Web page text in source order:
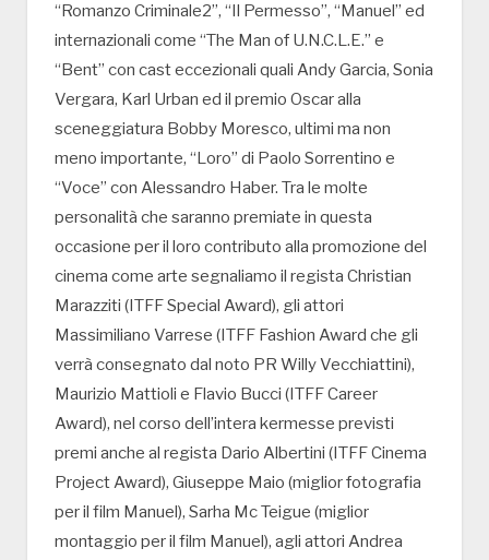
“Romanzo Criminale2”, “Il Permesso”, “Manuel” ed
internazionali come “The Man of U.N.C.L.E.” e
“Bent” con cast eccezionali quali Andy Garcia, Sonia
Vergara, Karl Urban ed il premio Oscar alla
sceneggiatura Bobby Moresco, ultimi ma non
meno importante, “Loro” di Paolo Sorrentino e
“Voce” con Alessandro Haber. Tra le molte
personalità che saranno premiate in questa
occasione per il loro contributo alla promozione del
cinema come arte segnaliamo il regista Christian
Marazziti (ITFF Special Award), gli attori
Massimiliano Varrese (ITFF Fashion Award che gli
verrà consegnato dal noto PR Willy Vecchiattini),
Maurizio Mattioli e Flavio Bucci (ITFF Career
Award), nel corso dell’intera kermesse previsti
premi anche al regista Dario Albertini (ITFF Cinema
Project Award), Giuseppe Maio (miglior fotografia
per il film Manuel), Sarha Mc Teigue (miglior
montaggio per il film Manuel), agli attori Andrea